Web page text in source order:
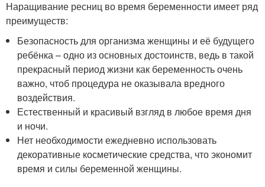
Наращивание ресниц во время беременности имеет ряд
преимуществ:
Безопасность для организма женщины и её будущего
ребёнка – одно из основных достоинств, ведь в такой
прекрасный период жизни как беременность очень
важно, чтоб процедура не оказывала вредного
воздействия.
Естественный и красивый взгляд в любое время дня
и ночи.
Нет необходимости ежедневно использовать
декоративные косметические средства, что экономит
время и силы беременной женщины.